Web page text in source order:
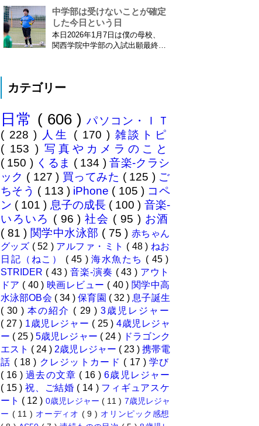
た。息子はまだ8ヶ月なので基本
ヒザの上なのですが、問題はベビ
ーカーをどうするか。色々事前に
調べたことと、実際に乗ってわか
ったことをご報告いたします！ ※
中学部は受けないことが確定
した今日という日
本日2026年1月7日は僕の母校、
関西学院中学部の入試出願最終日
分の息子が12歳になったら母校中
その可能性がほぼなくなったこと
は...
カテゴリー
日常 ( 606 )パソコン・ＩＴ
( 228 ) 人生 ( 170 ) 雑談トピ
( 153 ) 写真やカメラのこと
( 150 ) くるま ( 134 )音楽-クラシ
ック ( 127 ) 買ってみた ( 125 ) ご
ちそう ( 113 ) iPhone ( 105 ) コペ
ン ( 101 ) 息子の成長 ( 100 ) 音楽-
いろいろ ( 96 )社会 ( 95 ) お酒
( 81 ) 関学中水泳部 ( 75 ) 赤ちゃん
グッズ ( 52 ) アルファ・ミト ( 48 ) ねお
日記（ねこ） ( 45 ) 海水魚たち ( 45 )
STRIDER ( 43 )音楽-演奏 ( 43 ) アウト
ドア ( 40 ) 映画レビュー ( 40 ) 関学中高
水泳部OB会 ( 34 )保育園 ( 32 ) 息子誕生
( 30 )本の紹介 ( 29 ) 3歳児レジャー
( 27 ) 1歳児レジャー ( 25 ) 4歳児レジャ
ー ( 25 )5歳児レジャー ( 24 ) ドラゴンク
エスト ( 24 ) 2歳児レジャー ( 23 ) 携帯電
話 ( 18 ) クレジットカード ( 17 )学び
( 16 )過去の文章 ( 16 )6歳児レジャー
( 15 )祝、ご結婚 ( 14 ) フィギュアスケ
ート ( 12 ) 0歳児レジャー( 11 ) 7歳児レジャ
ー ( 11 ) オーディオ ( 9 ) オリンピック感想